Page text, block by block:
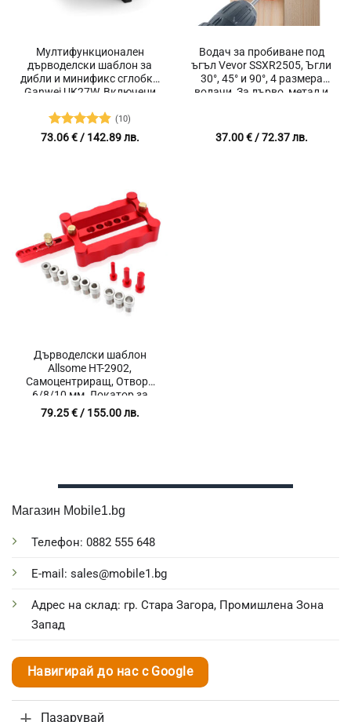
Мултифункционален
дърводелски шаблон за
дибли и минификс сглобки
Ganwei UK27W, Включени
пробиване
Оценено с
(10)
73.06€/ 142.89 лв.
Водач за пробиване под
ъгъл Vevor SSXR2505, Ъгли
30°, 45° и 90°, 4 размера
водачи, За дърво, метал и
37.00€/ 72.37 лв.
Дърводелски шаблон
Allsome HT-2902,
Самоцентриращ, Отвори
6/8/10 мм, Локатор за
пробиване, За
дърводелски сглобки
79.25€/ 155.00 лв.
Магазин Mobile1.bg
Телефон: 0882 555 648
E-mail: sales@mobile1.bg
Адрес на склад: гр. Стара Загора, Промишлена Зона
Запад
Навигирай до нас с Google
Пазарувай